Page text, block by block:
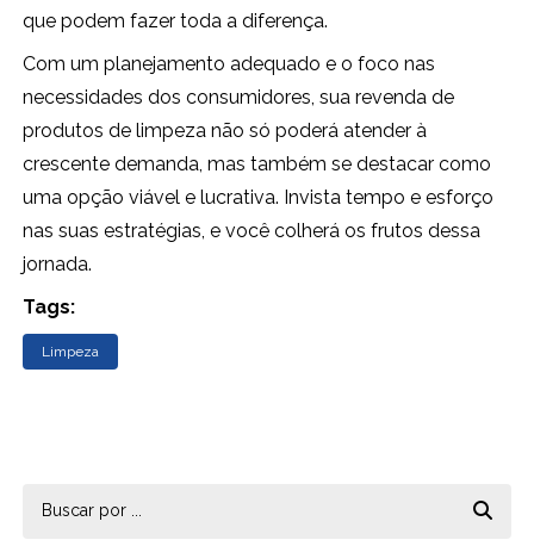
que podem fazer toda a diferença.
Com um planejamento adequado e o foco nas
necessidades dos consumidores, sua revenda de
produtos de limpeza não só poderá atender à
crescente demanda, mas também se destacar como
uma opção viável e lucrativa. Invista tempo e esforço
nas suas estratégias, e você colherá os frutos dessa
jornada.
Tags:
Limpeza